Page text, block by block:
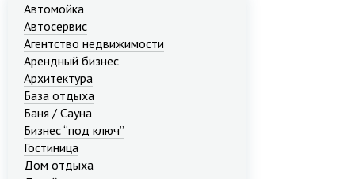
Автомойка
Автосервис
Агентство недвижимости
Арендный бизнес
Архитектура
База отдыха
Баня / Сауна
Бизнес “под ключ”
Гостиница
Дом отдыха